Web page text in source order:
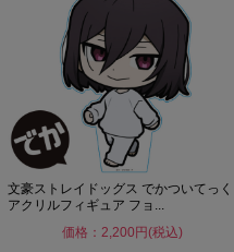
文豪ストレイドッグス でかついてっく
アクリルフィギュア フョ...
価格：2,200円(税込)